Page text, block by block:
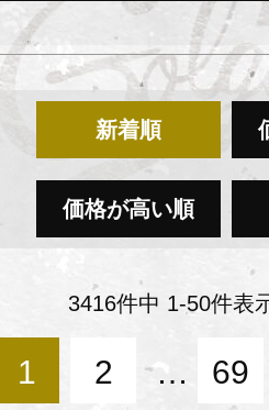
新着順
価格が高い順
3416件中 1-50件表
1 2 … 69